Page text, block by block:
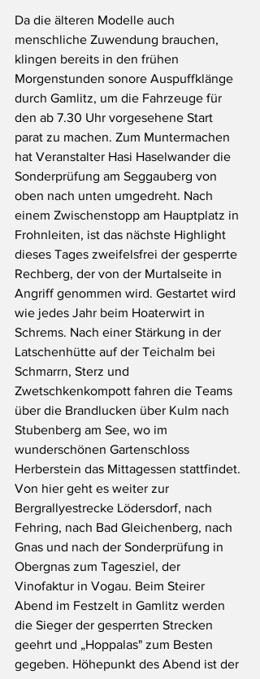
Da die älteren Modelle auch
menschliche Zuwendung brauchen,
klingen bereits in den frühen
Morgenstunden sonore Auspuffklänge
durch Gamlitz, um die Fahrzeuge für
den ab 7.30 Uhr vorgesehene Start
parat zu machen. Zum Muntermachen
hat Veranstalter Hasi Haselwander die
Sonderprüfung am Seggauberg von
oben nach unten umgedreht. Nach
einem Zwischenstopp am Hauptplatz in
Frohnleiten, ist das nächste Highlight
dieses Tages zweifelsfrei der gesperrte
Rechberg, der von der Murtalseite in
Angriff genommen wird. Gestartet wird
wie jedes Jahr beim Hoaterwirt in
Schrems. Nach einer Stärkung in der
Latschenhütte auf der Teichalm bei
Schmarrn, Sterz und
Zwetschkenkompott fahren die Teams
über die Brandlucken über Kulm nach
Stubenberg am See, wo im
wunderschönen Gartenschloss
Herberstein das Mittagessen stattfindet.
Von hier geht es weiter zur
Bergrallyestrecke Lödersdorf, nach
Fehring, nach Bad Gleichenberg, nach
Gnas und nach der Sonderprüfung in
Obergnas zum Tagesziel, der
Vinofaktur in Vogau. Beim Steirer
Abend im Festzelt in Gamlitz werden
die Sieger der gesperrten Strecken
geehrt und „Hoppalas" zum Besten
gegeben. Höhepunkt des Abend ist der